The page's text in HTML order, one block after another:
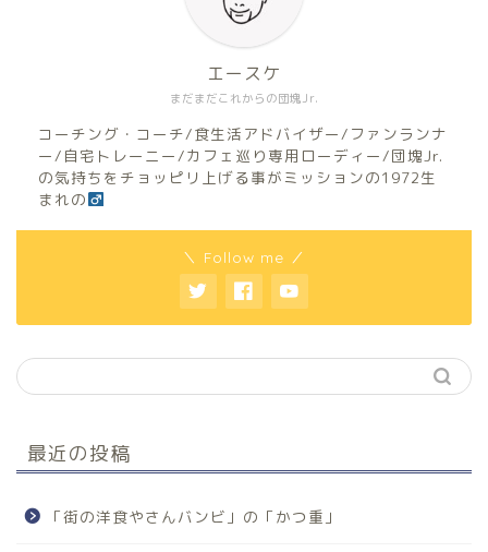
まだまだこれからの団塊Jr.
エースケ
コーチング・コーチ/食生活アドバイザー/ファンランナ
ー/自宅トレーニー/カフェ巡り専用ローディー/団塊Jr.
の気持ちをチョッピリ上げる事がミッションの1972生
まれの
＼ Follow me ／
最近の投稿
「街の洋食やさんバンビ」の「かつ重」